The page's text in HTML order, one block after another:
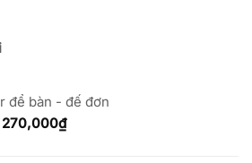
để bàn - đế đơn
270,000₫Khoảng